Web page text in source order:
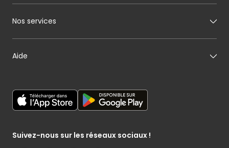
Suivez-nous sur les réseaux sociaux !
Mon maraîcher
A propos de Cactus
Media / Presse
Présentation du groupe (PDF)
Nos services
Carte cadeau
Service photo
Aide
Conditions générales – Site www.cactus.lu
Notice d’information Cactus et Caterman (de Schnékert
Conditions générales de garantie